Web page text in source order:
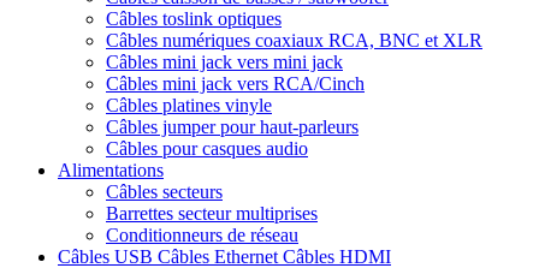
Câbles toslink optiques
Câbles numériques coaxiaux RCA, BNC et XLR
Câbles mini jack vers mini jack
Câbles mini jack vers RCA/Cinch
Câbles platines vinyle
Câbles jumper pour haut-parleurs
Câbles pour casques audio
Alimentations
Câbles secteurs
Barrettes secteur multiprises
Conditionneurs de réseau
Câbles USB Câbles Ethernet Câbles HDMI